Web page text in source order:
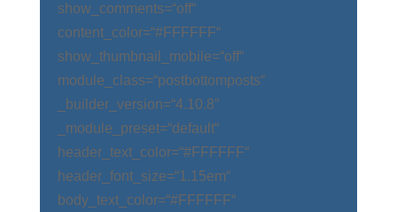
show_comments=“off“
content_color=“#FFFFFF“
show_thumbnail_mobile=“off“
module_class=“postbottomposts“
_builder_version=“4.10.8″
_module_preset=“default“
header_text_color=“#FFFFFF“
header_font_size=“1.15em“
body_text_color=“#FFFFFF“